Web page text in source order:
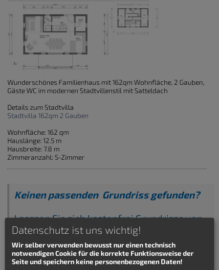
Wunderschönes Familienhaus mit 162qm Wohnfläche, 2 Gauben,
Gäste WC im modernen Stadtvillenstil mit Satteldach
Details zum Stadtvilla
Stadtvilla 162qm 2 Gauben
Wohnfläche: 162 qm
Hauslänge: 12.5 m
Hausbreite: 7.8 m
Zimmeranzahl: 5-Zimmer
Keinen passenden Grundriss gefunden?
Lasssen Sie sich kostenfrei Grundrisse von
Hausbaufirmen senden!
Datenschutz ist uns wichtig!
Wir selber verwenden bewusst nur einen technisch
notwendigen Cookie für die korrekte Funktionsweise der
Seite und speichern keine personenbezogenen Daten!